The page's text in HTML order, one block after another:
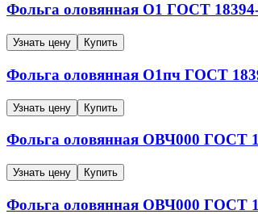
Фольга оловянная О1 ГОСТ
Узнать цену Купить
Фольга оловянная О1пч ГОСТ
Узнать цену Купить
Фольга оловянная ОВЧ000 ГОСТ
Узнать цену Купить
Фольга оловянная ОВЧ000 ГОСТ